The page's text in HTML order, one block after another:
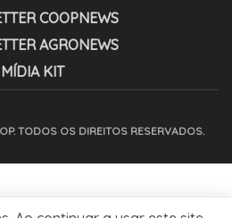
COOPNEWS
AGRONEWS
MÍDIA KIT
TODOS OS DIREITOS RESERVADOS.